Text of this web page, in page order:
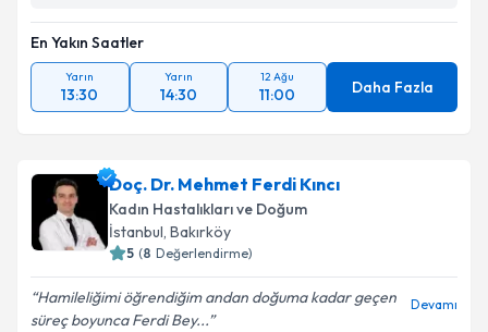
En Yakın Saatler
Yarın
13:30
Yarın
14:30
12 Ağu
11:00 Daha Fazla
Doç. Dr. Mehmet Ferdi Kıncı
Kadın Hastalıkları ve Doğum
İstanbul, Bakırköy
5 (8 Değerlendirme)
Hamileliğimi öğrendiğim andan doğuma kadar geçen
süreç boyunca Ferdi Bey...
Devamı